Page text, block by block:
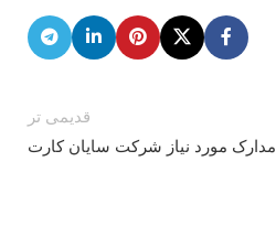
قدیمی تر
مدارک مورد نیاز شرکت سایان کارت